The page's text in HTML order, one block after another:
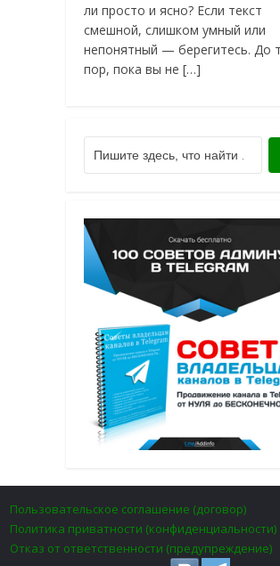
ли просто и ясно? Если текст
смешной, слишком умный или
непонятный — берегитесь. До
пор, пока вы не […]
Пользовательское соглашение (договор)
Политика приватности (конфиденциальности)
Отказ от ответственности (предупреждение)